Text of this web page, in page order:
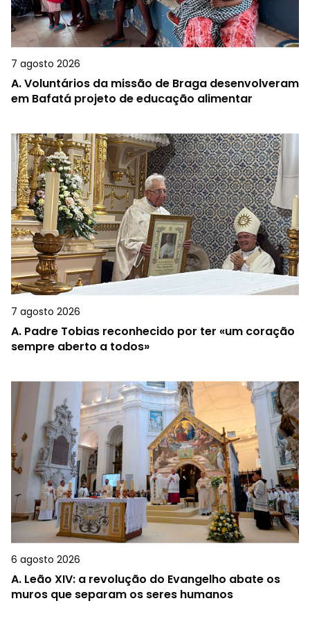
7 agosto 2026
A.Voluntários da missão de Braga desenvolveram
em Bafatá projeto de educação alimentar
7 agosto 2026
A. Padre Tobias reconhecido por ter «um coração
sempre aberto a todos»
6 agosto 2026
A. Leão XIV: a revolução do Evangelho abate os
muros que separam os seres humanos